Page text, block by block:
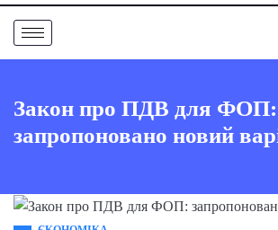
Закон про ПДВ для ФОП:
запропоновано новий